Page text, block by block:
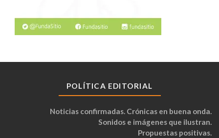
POLÍTICA EDITORIAL
Noticias confirmadas. Crónicas en buena onda.
Sonidos e imágenes que ilustran.
Propuestas positivas.